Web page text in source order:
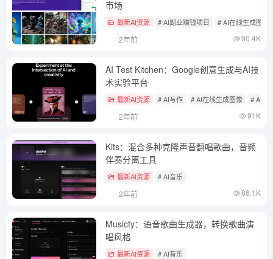
市场
最新AI资源 # AI副业赚钱项目 # AI在线生成图像
2年前 90.4K
AI Test Kitchen：Google创意生成与AI技
术实验平台
最新AI资源 # AI写作 # AI在线生成图像 # AI音
2年前 91K
Kits：混合多种克隆声音翻唱歌曲，音频
伴奏分离工具
最新AI资源 # AI音乐
2年前 86.1K
Musicfy：语音歌曲生成器，转换歌曲演
唱风格
最新AI资源 # AI音乐